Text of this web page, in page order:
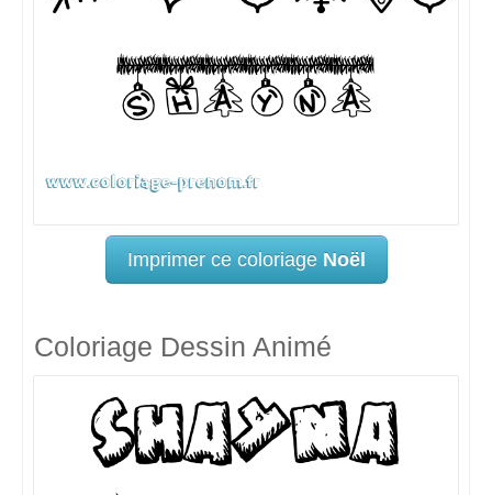
Imprimer ce coloriage Noël
Coloriage Dessin Animé